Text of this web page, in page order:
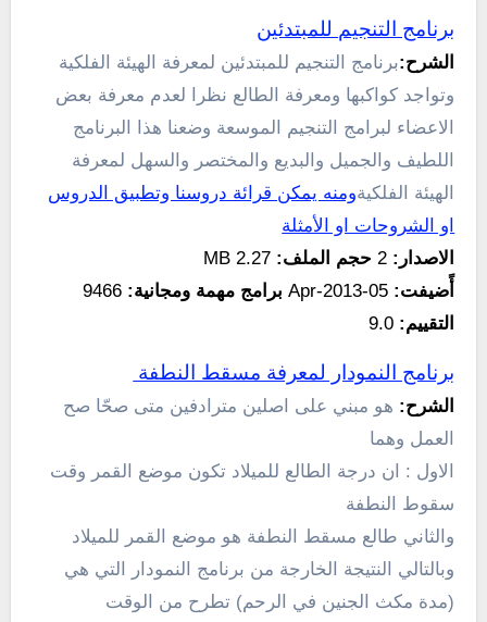
برنامج التنجيم للمبتدئين
الشرح:برنامج التنجيم للمبتدئين لمعرفة الهيئة الفلكية
وتواجد كواكبها ومعرفة الطالع نظرا لعدم معرفة بعض
الاعضاء لبرامج التنجيم الموسعة وضعنا هذا البرنامج
اللطيف والجميل والبديع والمختصر والسهل لمعرفة
الهيئة الفلكيةومنه يمكن قرائة دروسنا وتطبيق الدروس
او الشروحات او الأمثلة
الاصدار:
حجم الملف:
أًضيفت:
برامج مهمة ومجانية:
التقييم:
برنامج النمودار لمعرفة مسقط النطفة
الشرح: هو مبني على اصلين مترادفين متى صحّا صح
العمل وهما
الاول : ان درجة الطالع للميلاد تكون موضع القمر وقت
سقوط النطفة
والثاني طالع مسقط النطفة هو موضع القمر للميلاد
وبالتالي النتيجة الخارجة من برنامج النمودار التي هي
(مدة مكث الجنين في الرحم) تطرح من الوقت